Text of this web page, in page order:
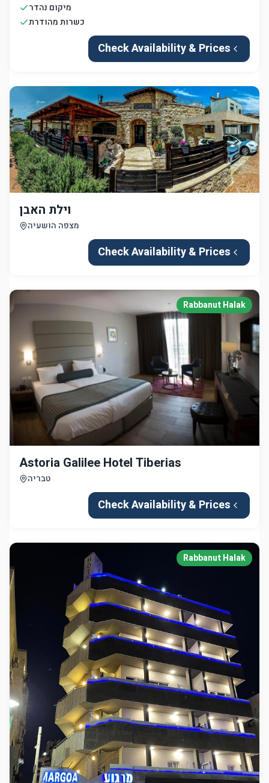
מיקום נהדר
כשרות מהודרת
Check Availability & Prices
וילת האבן
מצפה הושעיה
Check Availability & Prices
Rabbanut Halak
Astoria Galilee Hotel Tiberias
טבריה
Check Availability & Prices
Rabbanut Halak